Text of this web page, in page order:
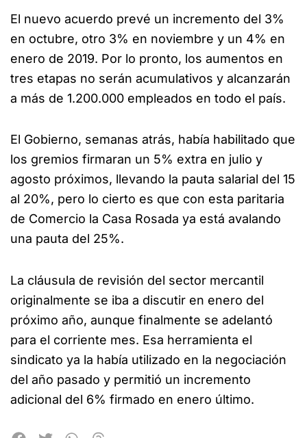
El nuevo acuerdo prevé un incremento del 3%
en octubre, otro 3% en noviembre y un 4% en
enero de 2019. Por lo pronto, los aumentos en
tres etapas no serán acumulativos y alcanzarán
a más de 1.200.000 empleados en todo el país.
El Gobierno, semanas atrás, había habilitado que
los gremios firmaran un 5% extra en julio y
agosto próximos, llevando la pauta salarial del 15
al 20%, pero lo cierto es que con esta paritaria
de Comercio la Casa Rosada ya está avalando
una pauta del 25%.
La cláusula de revisión del sector mercantil
originalmente se iba a discutir en enero del
próximo año, aunque finalmente se adelantó
para el corriente mes. Esa herramienta el
sindicato ya la había utilizado en la negociación
del año pasado y permitió un incremento
adicional del 6% firmado en enero último.